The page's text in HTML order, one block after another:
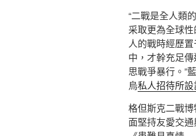
“二戰是全人類
采取更為全球
人的戰時經歷
中，才幹充足
思戰爭暴行。”
烏私人招待所設
格但斯克二戰
面堅持友愛交